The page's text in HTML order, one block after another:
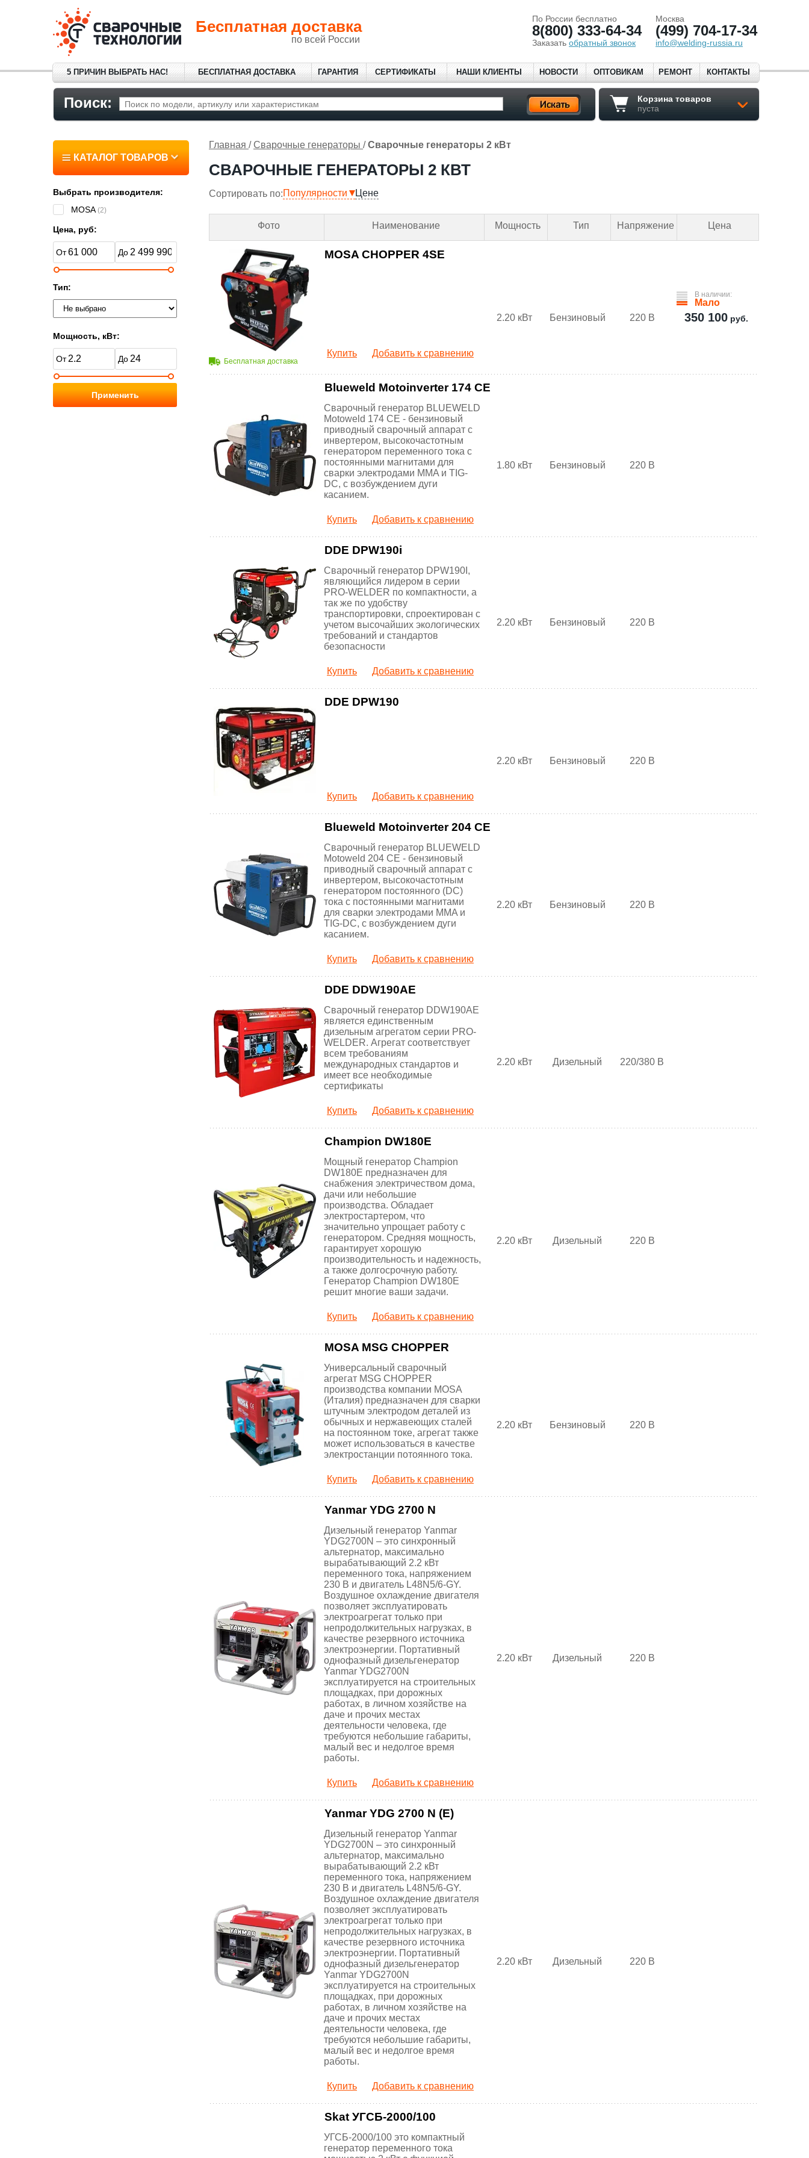
Бесплатная доставка
по всей России
По России бесплатно
8(800) 333-64-34
Заказать обратный звонок
Москва
(499) 704-17-34
info@welding-russia.ru
5 ПРИЧИН ВЫБРАТЬ НАС! БЕСПЛАТНАЯ ДОСТАВКА ГАРАНТИЯ СЕРТИФИКАТЫ НАШИ КЛИЕНТЫ НОВОСТИ ОПТОВИКАМ РЕМОНТ КОНТАКТЫ
Поиск:
Корзина товаров
пуста
Главная /Сварочные генераторы /Сварочные генераторы 2 кВт
СВАРОЧНЫЕ ГЕНЕРАТОРЫ 2 КВТ
Сортировать по:Популярности Цене
Фото Наименование Мощность Тип Напряжение Цена
Бесплатная доставка
MOSA CHOPPER 4SE
Купить Добавить к сравнению
2.20 кВт Бензиновый 220 В
В наличии:
Мало
350 100руб.
Blueweld Motoinverter 174 CE
Сварочный генератор BLUEWELD
Motoweld 174 CE - бензиновый
приводный сварочный аппарат с
инвертером, высокочастотным
генератором переменного тока с
постоянными магнитами для
сварки электродами MMA и TIG-
DC, с возбуждением дуги
касанием.
Купить Добавить к сравнению
1.80 кВт Бензиновый 220 В
DDE DPW190i
Сварочный генератор DPW190I,
являющийся лидером в серии
PRO-WELDER по компактности, а
так же по удобству
транспортировки, спроектирован с
учетом высочайших экологических
требований и стандартов
безопасности
Купить Добавить к сравнению
2.20 кВт Бензиновый 220 В
DDE DPW190
Купить Добавить к сравнению
2.20 кВт Бензиновый 220 В
Blueweld Motoinverter 204 CE
Сварочный генератор BLUEWELD
Motoweld 204 CE - бензиновый
приводный сварочный аппарат с
инвертером, высокочастотным
генератором постоянного (DC)
тока с постоянными магнитами
для сварки электродами MMA и
TIG-DC, с возбуждением дуги
касанием.
Купить Добавить к сравнению
2.20 кВт Бензиновый 220 В
DDE DDW190AE
Cварочный генератор DDW190AE
является единственным
дизельным агрегатом серии PRO-
WELDER. Агрегат соответствует
всем требованиям
международных стандартов и
имеет все необходимые
сертификаты
Купить Добавить к сравнению
2.20 кВт Дизельный 220/380 В
Champion DW180E
Мощный генератор Champion
DW180E предназначен для
снабжения электричеством дома,
дачи или небольшие
производства. Обладает
электростартером, что
значительно упрощает работу с
генератором. Средняя мощность,
гарантирует хорошую
производительность и надежность,
а также долгосрочную работу.
Генератор Champion DW180E
решит многие ваши задачи.
Купить Добавить к сравнению
2.20 кВт Дизельный 220 В
MOSA MSG CHOPPER
Универсальный сварочный
агрегат MSG CHOPPER
производства компании MOSA
(Италия) предназначен для сварки
штучным электродом деталей из
обычных и нержавеющих сталей
на постоянном токе, агрегат также
может использоваться в качестве
электростанции потоянного тока.
Купить Добавить к сравнению
2.20 кВт Бензиновый 220 В
Yanmar YDG 2700 N
Дизельный генератор Yanmar
YDG2700N – это синхронный
альтернатор, максимально
вырабатывающий 2.2 кВт
переменного тока, напряжением
230 В и двигатель L48N5/6-GY.
Воздушное охлаждение двигателя
позволяет эксплуатировать
электроагрегат только при
непродолжительных нагрузках, в
качестве резервного источника
электроэнергии. Портативный
однофазный дизельгенератор
Yanmar YDG2700N
эксплуатируется на строительных
площадках, при дорожных
работах, в личном хозяйстве на
даче и прочих местах
деятельности человека, где
требуются небольшие габариты,
малый вес и недолгое время
работы.
Купить Добавить к сравнению
2.20 кВт Дизельный 220 В
Yanmar YDG 2700 N (E)
Дизельный генератор Yanmar
YDG2700N – это синхронный
альтернатор, максимально
вырабатывающий 2.2 кВт
переменного тока, напряжением
230 В и двигатель L48N5/6-GY.
Воздушное охлаждение двигателя
позволяет эксплуатировать
электроагрегат только при
непродолжительных нагрузках, в
качестве резервного источника
электроэнергии. Портативный
однофазный дизельгенератор
Yanmar YDG2700N
эксплуатируется на строительных
площадках, при дорожных
работах, в личном хозяйстве на
даче и прочих местах
деятельности человека, где
требуются небольшие габариты,
малый вес и недолгое время
работы.
Купить Добавить к сравнению
2.20 кВт Дизельный 220 В
Skat УГСБ-2000/100
УГСБ-2000/100 это компактный
генератор переменного тока
КАТАЛОГ ТОВАРОВ
Выбрать производителя:
MOSA (2)
Цена, руб:
Тип:
Мощность, кВт:
Применить